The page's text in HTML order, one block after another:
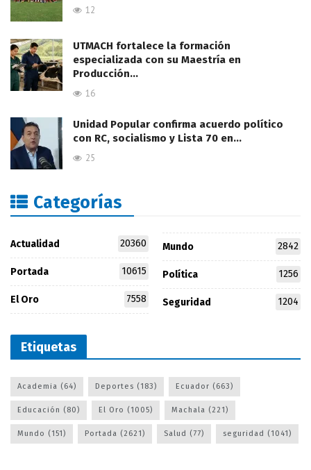
12
UTMACH fortalece la formación
especializada con su Maestría en
Producción…
16
Unidad Popular confirma acuerdo político
con RC, socialismo y Lista 70 en…
25
Categorías
Actualidad 20360
Portada 10615
El Oro 7558
Mundo 2842
Política 1256
Seguridad 1204
Etiquetas
Academia (64) Deportes (183) Ecuador (663)
Educación (80) El Oro (1005) Machala (221)
Mundo (151) Portada (2621) Salud (77) seguridad (1041)